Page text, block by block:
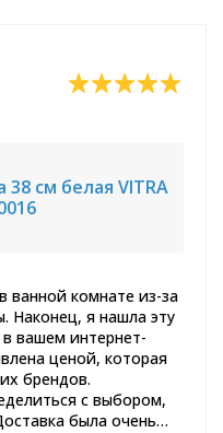
см белая VITRA
ванной комнате из-за
Наконец, я нашла эту
вашем интернет-
ценой, которая
брендов.
с выбором,
была очень